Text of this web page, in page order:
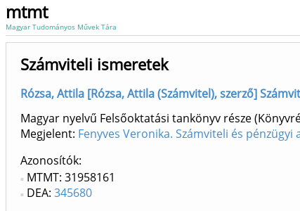
mtmt
Magyar Tudományos Művek Tára
Számviteli ismeretek
Rózsa, Attila [Rózsa, Attila (Számvitel), szerző]
Magyar nyelvű Felsőoktatási tankönyv része
Megjelent: Fenyves Veronika. Számviteli és
Azonosítók
MTMT: 31958161
DEA: 345680